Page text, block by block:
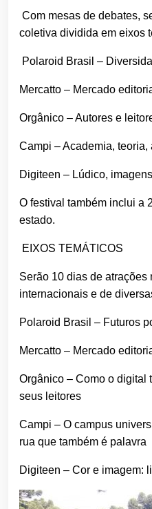
Com mesas de debates,
coletiva dividida em eixos
Polaroid Brasil –
Mercatto – Mercado
Orgânico – Autores e
Campi – Academia, teoria,
Digiteen – Lúdico,
O festival também inclui a
estado.
EIXOS TEMÁTICOS
Serão 10 dias de
internacionais e de
Polaroid Brasil – Futuros
Mercatto – Mercado
Orgânico – Como o digital
seus leitores
Campi – O campus
rua que também é palavra
Digiteen – Cor e imagem: